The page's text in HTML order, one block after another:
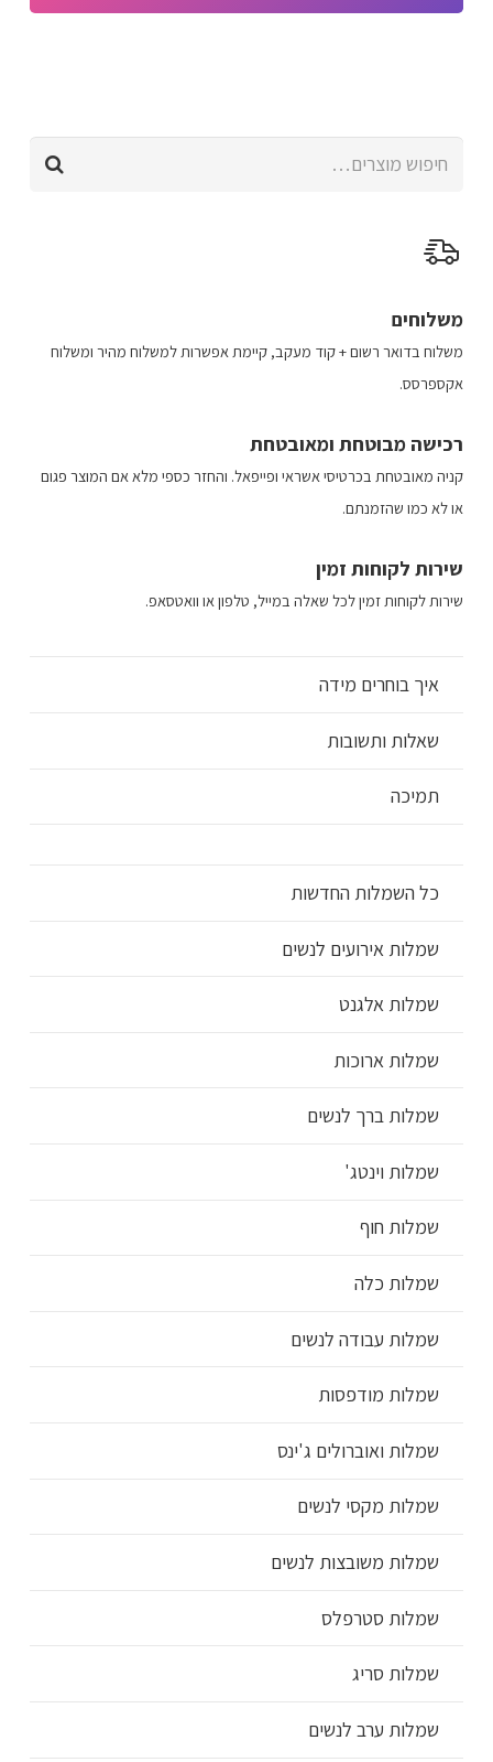
את
המוצר
משלוחים
משלוח​ ב​דואר רשום + קוד מעקב​​, קיימת אפשרות למשלוח מהיר​ ומשלוח
אקספרסס.
רכישה​ מבוטחת ​ומאובטחת
קניה מאובטחת בכרטיסי אשראי ופייפאל. והחזר כספי מלא אם המוצר פגום
או לא כמו שהזמנתם.
שירות לקוחות זמין
שירות לקוחות זמין לכל שאלה במייל, טלפון או וואטסאפ.
איך בוחרים מידה
שאלות ותשובות
תמיכה
כל השמלות החדשות
שמלות אירועים לנשים
שמלות אלגנט
שמלות ארוכות
שמלות ברך לנשים
שמלות וינטג'
שמלות חוף
שמלות כלה
שמלות עבודה לנשים
שמלות מודפסות
שמלות ואוברולים ג'ינס
שמלות מקסי לנשים
שמלות משובצות לנשים
שמלות סטרפלס
שמלות סריג
שמלות ערב לנשים